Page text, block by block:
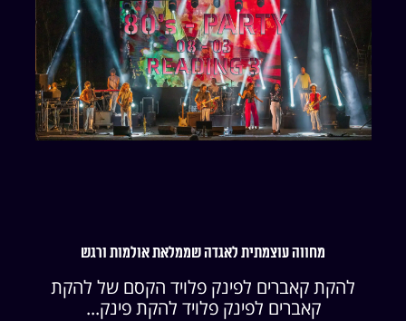
מחווה עוצמתית לאגדה שממלאת אולמות ורגש
להקת קאברים לפינק פלויד הקסם של להקת
קאברים לפינק פלויד להקת פינק...